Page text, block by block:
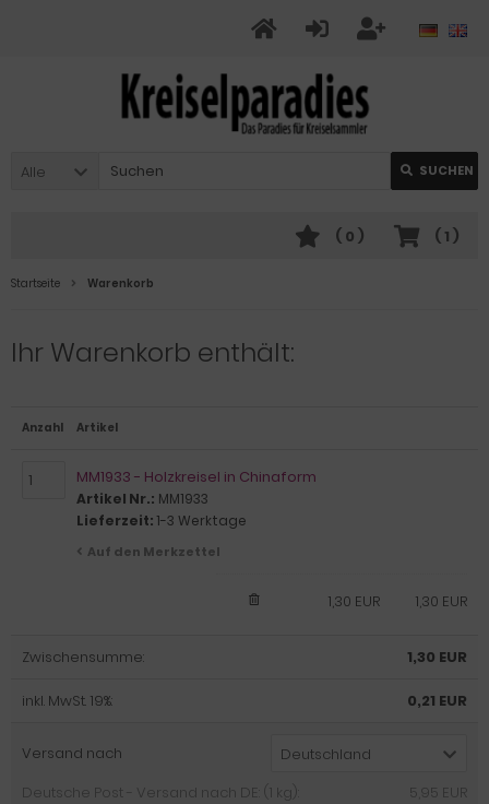
Alle SUCHEN
( 1 )
( 0 )
Startseite Warenkorb
Ihr Warenkorb enthält:
Anzahl Artikel
MM1933 - Holzkreisel in Chinaform
Artikel Nr.: MM1933
Lieferzeit: 1-3 Werktage
Auf den Merkzettel
1,30 EUR
1,30 EUR
Zwischensumme: 1,30 EUR
inkl. MwSt. 19%: 0,21 EUR
Versand nach
Deutschland
Deutsche Post - Versand nach DE: (1 kg):
5,95 EUR